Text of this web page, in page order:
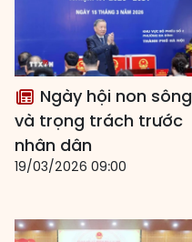
Ngày hội non sông
và trọng trách trước
nhân dân
19/03/2026 09:00